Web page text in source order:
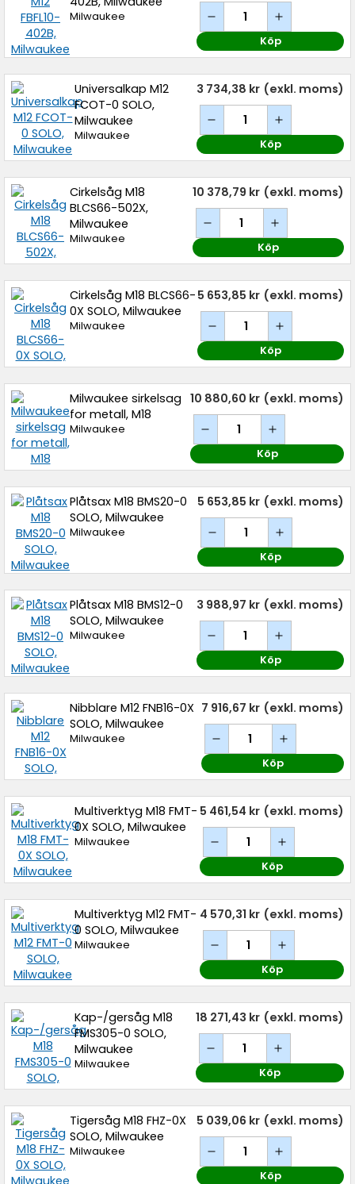
Milwaukee
Köp
Universalkap M12
FCOT-0 SOLO,
Milwaukee
Milwaukee
3 734,38 kr (exkl. moms)
Köp
Cirkelsåg M18
BLCS66-502X,
Milwaukee
Milwaukee
10 378,79 kr (exkl. moms)
Köp
Cirkelsåg M18 BLCS66-
0X SOLO, Milwaukee
Milwaukee
5 653,85 kr (exkl. moms)
Köp
Milwaukee sirkelsag
for metall, M18
Milwaukee
10 880,60 kr (exkl. moms)
Köp
Plåtsax M18 BMS20-0
SOLO, Milwaukee
Milwaukee
5 653,85 kr (exkl. moms)
Köp
Plåtsax M18 BMS12-0
SOLO, Milwaukee
Milwaukee
3 988,97 kr (exkl. moms)
Köp
Nibblare M12 FNB16-0X
SOLO, Milwaukee
Milwaukee
7 916,67 kr (exkl. moms)
Köp
Multiverktyg M18 FMT-
0X SOLO, Milwaukee
Milwaukee
5 461,54 kr (exkl. moms)
Köp
Multiverktyg M12 FMT-
0 SOLO, Milwaukee
Milwaukee
4 570,31 kr (exkl. moms)
Köp
Kap-/gersåg M18
FMS305-0 SOLO,
Milwaukee
Milwaukee
18 271,43 kr (exkl. moms)
Köp
Tigersåg M18 FHZ-0X
SOLO, Milwaukee
Milwaukee
5 039,06 kr (exkl. moms)
Köp